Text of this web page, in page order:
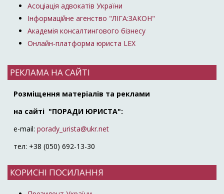
Асоціація адвокатів України
Інформаційне агенство "ЛІГА:ЗАКОН"
Академія консалтингового бізнесу
Онлайн-платформа юриста LEX
РЕКЛАМА НА САЙТІ
Розміщення матеріалів та реклами
на сайті "ПОРАДИ ЮРИСТА":
e-mail: porady_urista@ukr.net
тел: +38 (050) 692-13-30
КОРИСНІ ПОСИЛАННЯ